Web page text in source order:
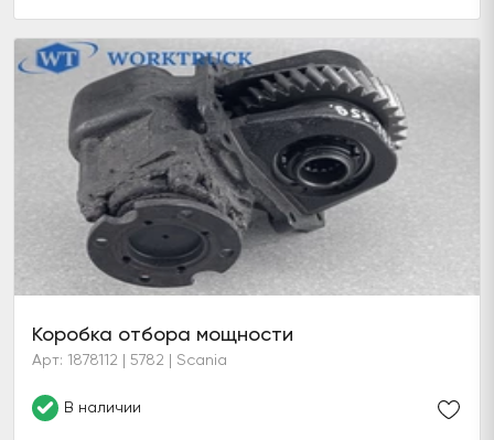
Коробка отбора мощности
Арт: 1878112 | 5782 | Scania
В наличии